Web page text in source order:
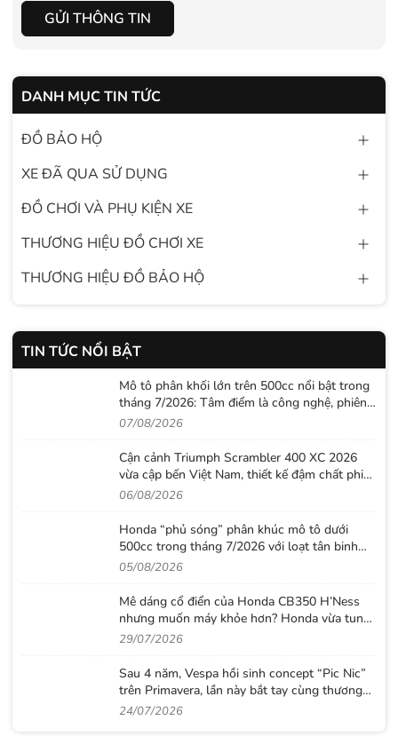
GỬI THÔNG TIN
DANH MỤC TIN TỨC
ĐỒ BẢO HỘ
XE ĐÃ QUA SỬ DỤNG
ĐỒ CHƠI VÀ PHỤ KIỆN XE
THƯƠNG HIỆU ĐỒ CHƠI XE
THƯƠNG HIỆU ĐỒ BẢO HỘ
TIN TỨC NỔI BẬT
Mô tô phân khối lớn trên 500cc nổi bật trong
tháng 7/2026: Tâm điểm là công nghệ, phiên
bản giới hạn và những cấu hình “đỉnh”
07/08/2026
Cận cảnh Triumph Scrambler 400 XC 2026
vừa cập bến Việt Nam, thiết kế đậm chất phiêu
lưu cùng mức giá dễ tiếp cận
06/08/2026
Honda “phủ sóng” phân khúc mô tô dưới
500cc trong tháng 7/2026 với loạt tân binh
đáng chú ý
05/08/2026
Mê dáng cổ điển của Honda CB350 H’Ness
nhưng muốn máy khỏe hơn? Honda vừa tung
ra lời giải với CB500 mới
29/07/2026
Sau 4 năm, Vespa hồi sinh concept “Pic Nic”
trên Primavera, lần này bắt tay cùng thương
hiệu thời trang Gigi
24/07/2026